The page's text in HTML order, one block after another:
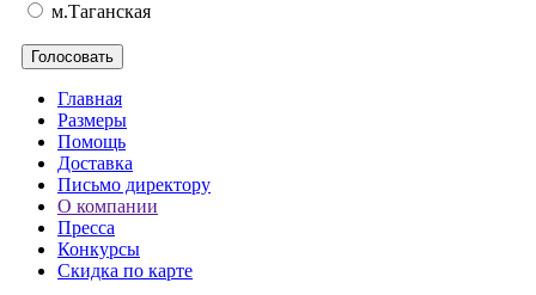
м.Таганская
Главная
Размеры
Помощь
Доставка
Письмо директору
О компании
Пресса
Конкурсы
Скидка по карте